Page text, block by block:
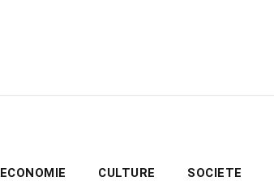
ECONOMIE CULTURE SOCIETE